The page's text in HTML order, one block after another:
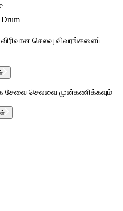
Drum
விரிவான செலவு விவரங்களைப்
சேவை செலவை முன்கணிக்கவும்